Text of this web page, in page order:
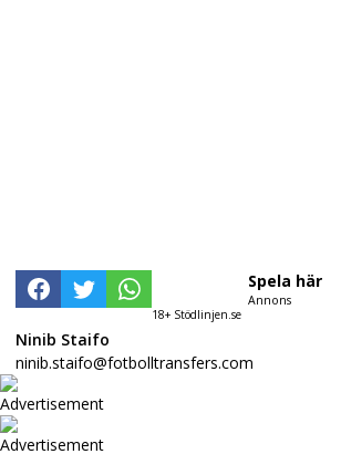
18+ Stödlinjen.se
Spela här
Annons
Ninib Staifo
ninib.staifo@fotbolltransfers.com